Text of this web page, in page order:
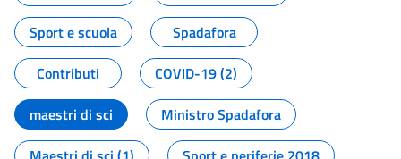
Sport e scuola
Spadafora
Contributi
COVID-19 (2)
maestri di sci
Ministro Spadafora